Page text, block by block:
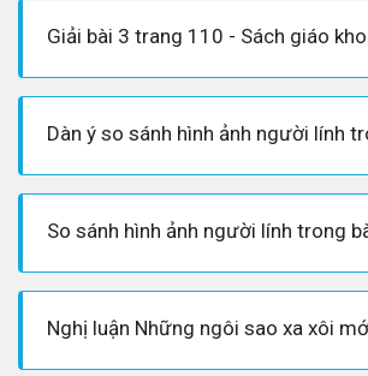
Giải bài 3 trang 110 - Sách giáo